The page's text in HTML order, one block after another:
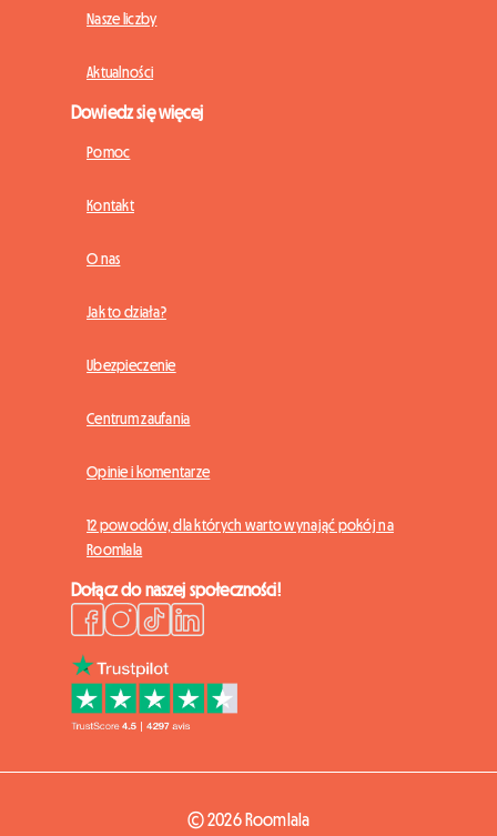
Nasze liczby
Aktualności
Dowiedz się więcej
Pomoc
Kontakt
O nas
Jak to działa?
Ubezpieczenie
Centrum zaufania
Opinie i komentarze
12 powodów, dla których warto wynająć pokój na
Roomlala
Dołącz do naszej społeczności!
© 2026 Roomlala